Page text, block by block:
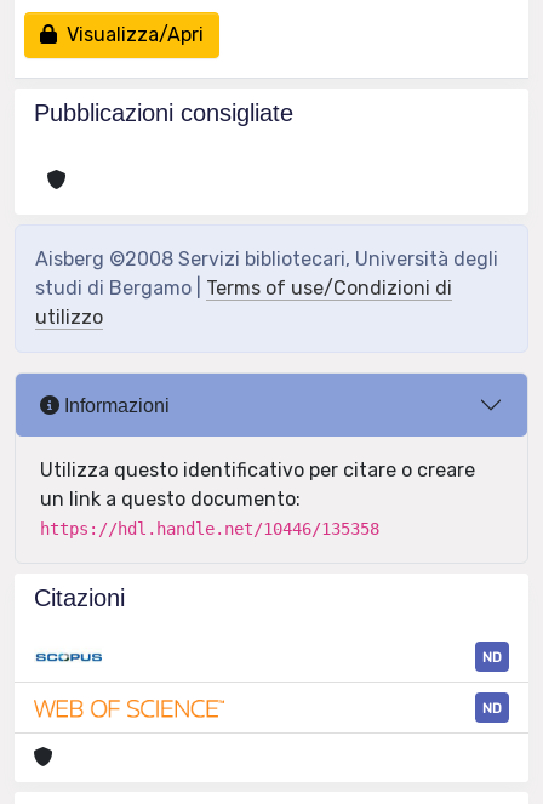
Visualizza/Apri
Pubblicazioni consigliate
Aisberg ©2008 Servizi bibliotecari, Università degli
studi di Bergamo | Terms of use/Condizioni di
utilizzo
Informazioni
Utilizza questo identificativo per citare o creare
un link a questo documento:
https://hdl.handle.net/10446/135358
Citazioni
ND
ND